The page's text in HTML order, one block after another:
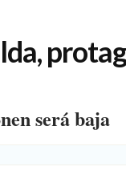
será baja